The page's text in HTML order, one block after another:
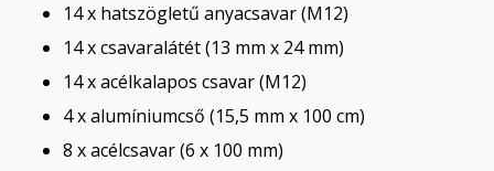
14 x hatszögletű anyacsavar (M12)
14 x csavaralátét (13 mm x 24 mm)
14 x acélkalapos csavar (M12)
4 x alumíniumcső (15,5 mm x 100 cm)
8 x acélcsavar (6 x 100 mm)